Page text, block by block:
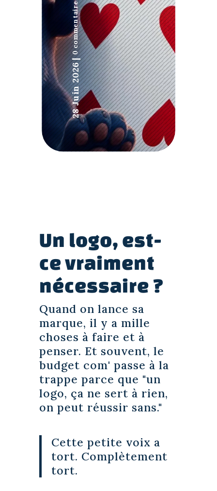
28 Juin 2026
|
0 commentaire
Un logo, est-
ce vraiment
nécessaire ?
Quand on lance sa
marque, il y a mille
choses à faire et à
penser. Et souvent, le
budget com' passe à la
trappe parce que "un
logo, ça ne sert à rien,
on peut réussir sans."
Cette petite voix a
tort. Complètement
tort.